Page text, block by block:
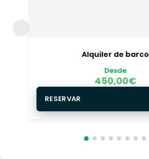
Alquiler de barco
Desde
450,00€
RESERVAR